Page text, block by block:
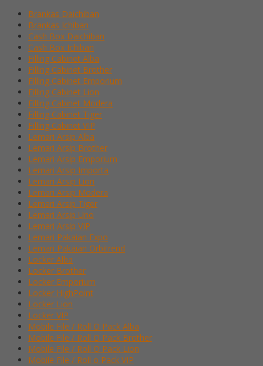
Brankas Daichiban
Brankas Ichiban
Cash Box Daichiban
Cash Box Ichiban
Filling Cabinet Alba
Filling Cabinet Brother
Filling Cabinet Emporium
Filling Cabinet Lion
Filling Cabinet Modera
Filling Cabinet Tiger
Filling Cabinet VIP
Lemari Arsip Alba
Lemari Arsip Brother
Lemari Arsip Emporium
Lemari Arsip Importa
Lemari Arsip Lion
Lemari Arsip Modera
Lemari Arsip Tiger
Lemari Arsip Uno
Lemari Arsip VIP
Lemari Pakaian Expo
Lemari Pakaian Orbitrend
Locker Alba
Locker Brother
Locker Emporium
Locker HighPoint
Locker Lion
Locker VIP
Mobile File / Roll O Pack Alba
Mobile File / Roll O Pack Brother
Mobile File / Roll O Pack Lion
Mobile File / Roll o Pack VIP